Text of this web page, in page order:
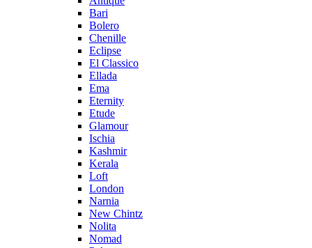
Bari
Bolero
Chenille
Eclipse
El Classico
Ellada
Ema
Eternity
Etude
Glamour
Ischia
Kashmir
Kerala
Loft
London
Narnia
New Chintz
Nolita
Nomad